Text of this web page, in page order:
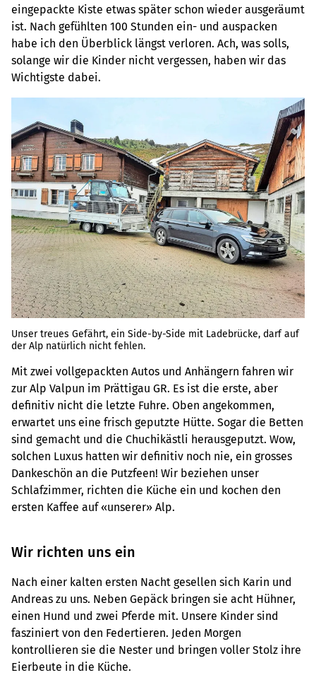
eingepackte Kiste etwas später schon wieder ausgeräumt
ist. Nach gefühlten 100 Stunden ein- und auspacken
habe ich den Überblick längst verloren. Ach, was solls,
solange wir die Kinder nicht vergessen, haben wir das
Wichtigste dabei.
Unser treues Gefährt, ein Side-by-Side mit Ladebrücke, darf auf
der Alp natürlich nicht fehlen.
Mit zwei vollgepackten Autos und Anhängern fahren wir
zur Alp Valpun im Prättigau GR. Es ist die erste, aber
definitiv nicht die letzte Fuhre. Oben angekommen,
erwartet uns eine frisch geputzte Hütte. Sogar die Betten
sind gemacht und die Chuchikästli herausgeputzt. Wow,
solchen Luxus hatten wir definitiv noch nie, ein grosses
Dankeschön an die Putzfeen! Wir beziehen unser
Schlafzimmer, richten die Küche ein und kochen den
ersten Kaffee auf «unserer» Alp.
Wir richten uns ein
Nach einer kalten ersten Nacht gesellen sich Karin und
Andreas zu uns. Neben Gepäck bringen sie acht Hühner,
einen Hund und zwei Pferde mit. Unsere Kinder sind
fasziniert von den Federtieren. Jeden Morgen
kontrollieren sie die Nester und bringen voller Stolz ihre
Eierbeute in die Küche.